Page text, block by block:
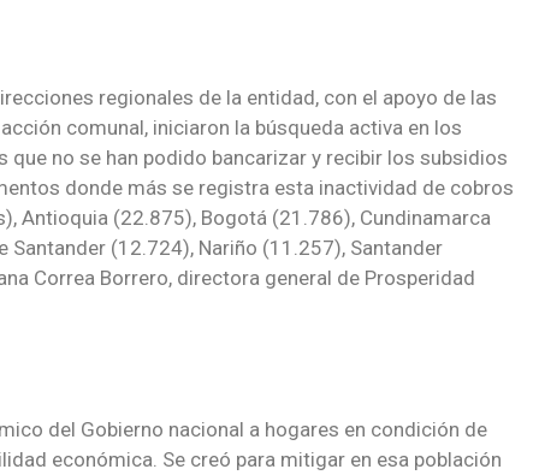
regionales de la entidad, con el apoyo de las
comunal, iniciaron la búsqueda activa en los
que no se han podido bancarizar y recibir los subsidios
donde más se registra esta inactividad de cobros
Antioquia (22.875), Bogotá (21.786), Cundinamarca
(12.724), Nariño (11.257), Santander
Correa Borrero, directora general de Prosperidad
del Gobierno nacional a hogares en condición de
económica. Se creó para mitigar en esa población